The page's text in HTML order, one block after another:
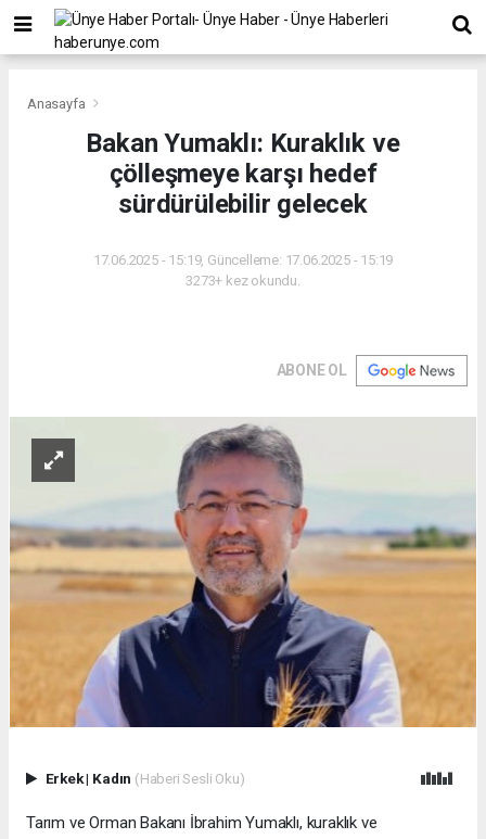
Anasayfa
Bakan Yumaklı: Kuraklık ve
çölleşmeye karşı hedef
sürdürülebilir gelecek
17.06.2025 - 15:19, Güncelleme: 17.06.2025 - 15:19
3273+ kez okundu.
ABONE OL
Erkek| Kadın (Haberi Sesli Oku)
Tarım ve Orman Bakanı İbrahim Yumaklı, kuraklık ve